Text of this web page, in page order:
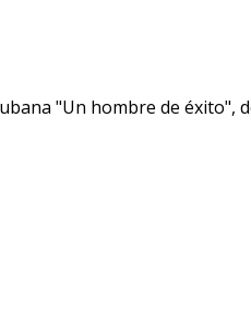
"Un hombre de éxito",